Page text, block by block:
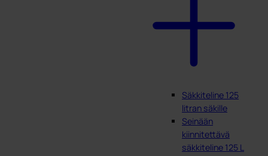
Säkkiteline 125
litran säkille
Seinään
kiinnitettävä
säkkiteline 125 L